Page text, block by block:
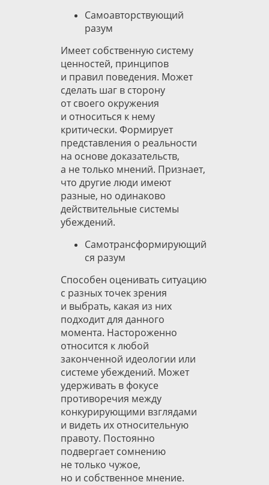
Самоавторствующий
разум
Имеет собственную систему
ценностей, принципов
и правил поведения. Может
сделать шаг в сторону
от своего окружения
и относиться к нему
критически. Формирует
представления о реальности
на основе доказательств,
а не только мнений. Признает,
что другие люди имеют
разные, но одинаково
действительные системы
убеждений.
Самотрансформирующий
ся разум
Способен оценивать ситуацию
с разных точек зрения
и выбрать, какая из них
подходит для данного
момента. Настороженно
относится к любой
законченной идеологии или
системе убеждений. Может
удерживать в фокусе
противоречия между
конкурирующими взглядами
и видеть их относительную
правоту. Постоянно
подвергает сомнению
не только чужое,
но и собственное мнение.